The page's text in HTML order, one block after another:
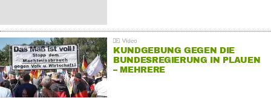
KUNDGEBUNG GEGEN DIE
BUNDESREGIERUNG IN PLAUEN
– MEHRERE